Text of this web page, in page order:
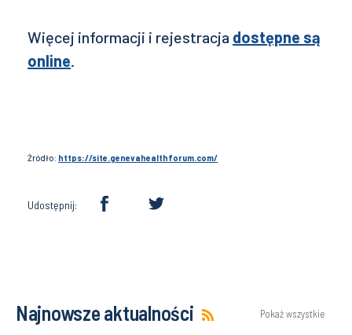
Więcej informacji i rejestracja dostępne są
online.
Źródło: https://site.genevahealthforum.com/
Udostępnij:
Najnowsze aktualności Pokaż wszystkie